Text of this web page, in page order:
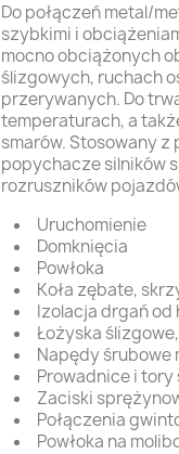
Do połączeń metal/
szybkimi i
mocno obciążonych
ślizgowych, ruchach
przerywanych. Do
temperaturach, a
smarów. Stosowany z
popychacze silników
rozruszników
Uruchomienie
Domknięcia
Powłoka
Koła zębate,
Izolacja drgań od
Łożyska
Napędy śrubowe
Prowadnice i tory
Zaciski
Połączenia
Powłoka na